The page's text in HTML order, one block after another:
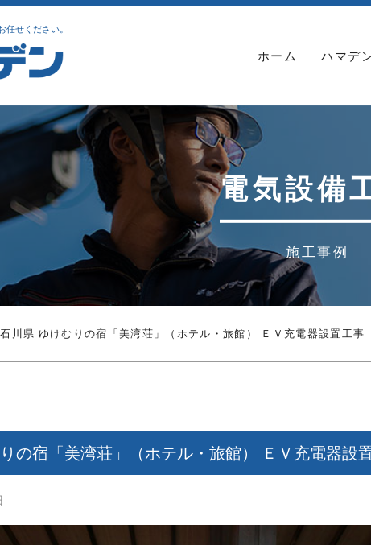
せください。
ホーム ハマデ
電気設備
施工事例
石川県 ゆけむりの宿「美湾荘」（ホテル・旅館） ＥＶ充電器設置工事
の宿「美湾荘」（ホテル・旅館） ＥＶ充電器設